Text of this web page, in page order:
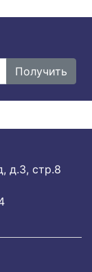
Получить
д.3, стр.8